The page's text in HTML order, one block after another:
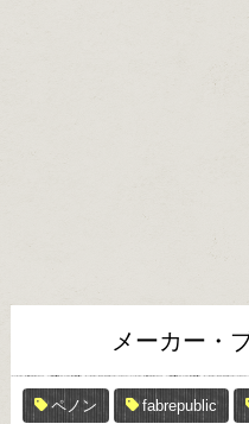
メーカー・
ペノン fabrepublic